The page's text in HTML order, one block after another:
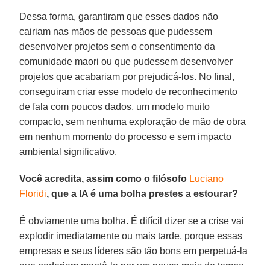
Dessa forma, garantiram que esses dados não
cairiam nas mãos de pessoas que pudessem
desenvolver projetos sem o consentimento da
comunidade maori ou que pudessem desenvolver
projetos que acabariam por prejudicá-los. No final,
conseguiram criar esse modelo de reconhecimento
de fala com poucos dados, um modelo muito
compacto, sem nenhuma exploração de mão de obra
em nenhum momento do processo e sem impacto
ambiental significativo.
Você acredita, assim como o filósofo Luciano
Floridi, que a IA é uma bolha prestes a estourar?
É obviamente uma bolha. É difícil dizer se a crise vai
explodir imediatamente ou mais tarde, porque essas
empresas e seus líderes são tão bons em perpetuá-la